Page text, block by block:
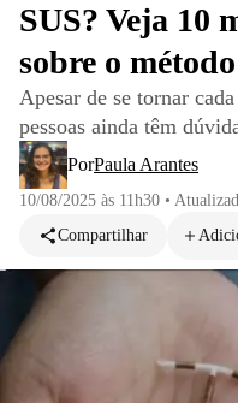
SUS? Veja 10
sobre o
Apesar de se tornar
pessoas ainda têm
PorPaula Arantes
10/08/2025 às 11h30 •
Compartilhar